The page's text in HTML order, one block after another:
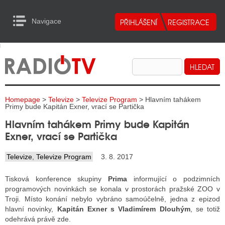
Navigace
RADIA
TELEVIZE
INTERNET
TISK
RADIA
RÁDIÍ
RÁDIÍ
VYSÍLAČE
to Content
Homepage > Televize > Televize Program > Hlavním tahákem
Primy bude Kapitán Exner, vrací se Partička
Hlavním tahákem Primy bude Kapitán
Exner, vrací se Partička
Televize Televize Program 3. 8. 2017
Tisková konference skupiny Prima informující o podzimních
programových novinkách se konala v prostorách pražské ZOO v
Troji. Místo konání nebylo vybráno samoúčelně, jedna z epizod
hlavní novinky, Kapitán Exner s Vladimírem Dlouhým, se totiž
odehrává právě zde.